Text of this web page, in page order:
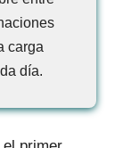
carga
día.